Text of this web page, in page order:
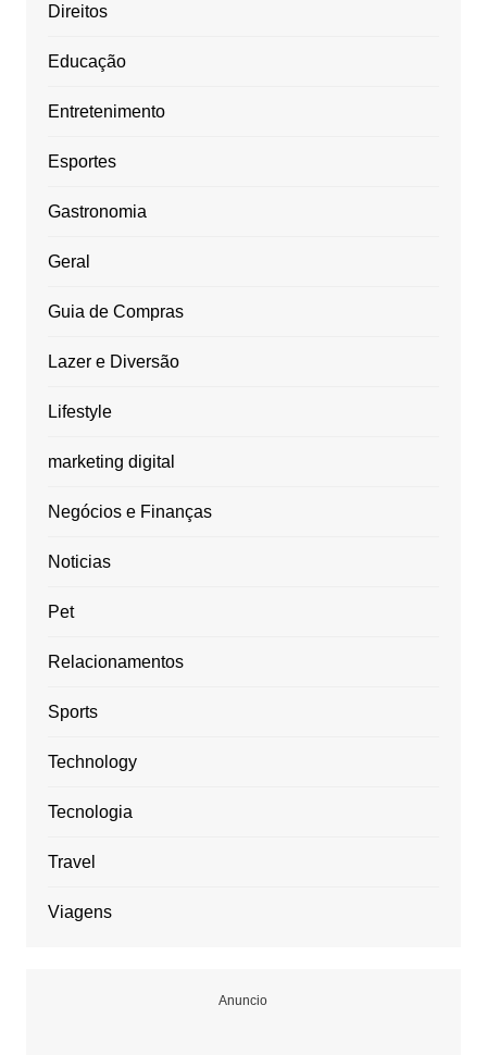
Direitos
Educação
Entretenimento
Esportes
Gastronomia
Geral
Guia de Compras
Lazer e Diversão
Lifestyle
marketing digital
Negócios e Finanças
Noticias
Pet
Relacionamentos
Sports
Technology
Tecnologia
Travel
Viagens
Anuncio